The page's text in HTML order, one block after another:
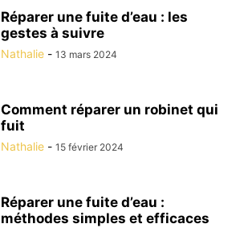
Réparer une fuite d’eau : les
gestes à suivre
Nathalie - 13 mars 2024
Comment réparer un robinet qui
fuit
Nathalie - 15 février 2024
Réparer une fuite d’eau :
méthodes simples et efficaces